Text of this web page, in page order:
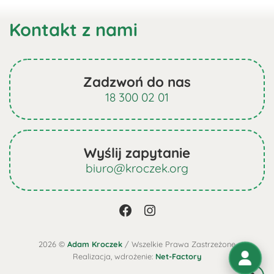
wiele
Opcje
można
wybrać
na
produktu
Kontakt z nami
Zadzwoń do nas
18 300 02 01
Wyślij zapytanie
biuro@kroczek.org
2026 © Adam Kroczek / Wszelkie Prawa Zastrzeżone
Realizacja, wdrożenie: Net-Factory